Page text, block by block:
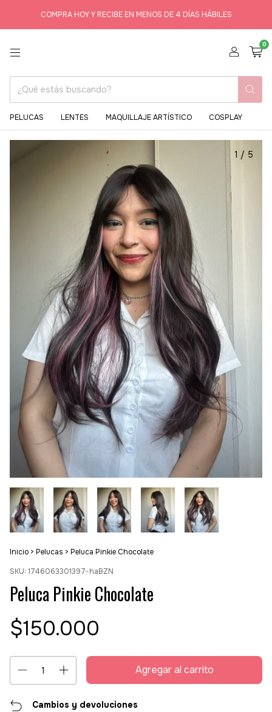
COMPRA HOY Y RECIBE EN MENOS DE 4 DÍAS HÁBILES
0
PELUCAS LENTES MAQUILLAJE ARTÍSTICO COSPLAY
1 / 5
Inicio > Pelucas > Peluca Pinkie Chocolate
SKU: 1746063301397-haBZN
Peluca Pinkie Chocolate
$150.000
Cambios y devoluciones